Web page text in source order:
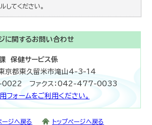
してください。
に関するお問い合わせ
保健サービス係
都東久留米市滝山4-3-14
0022 ファクス：042-477-0033
フォームをご利用ください。
ージへ戻る トップページへ戻る